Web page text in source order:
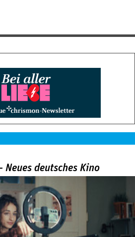
Neues deutsches Kino